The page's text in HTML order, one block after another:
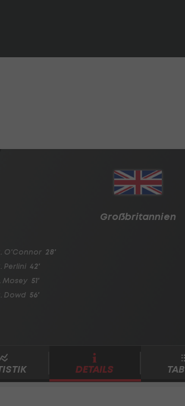
Großbritannien
O'Connor 28'
Perlini 42'
Mosey 51'
Dowd 56'
DETAILS